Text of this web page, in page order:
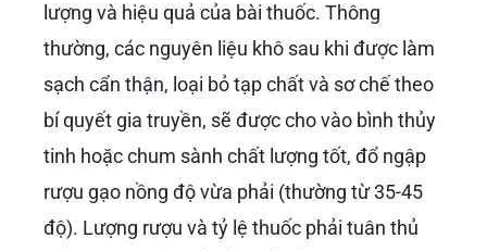
lượng và hiệu quả của bài thuốc. Thông
thường, các nguyên liệu khô sau khi được làm
sạch cẩn thận, loại bỏ tạp chất và sơ chế theo
bí quyết gia truyền, sẽ được cho vào bình thủy
tinh hoặc chum sành chất lượng tốt, đổ ngập
rượu gạo nồng độ vừa phải (thường từ 35-45
độ). Lượng rượu và tỷ lệ thuốc phải tuân thủ